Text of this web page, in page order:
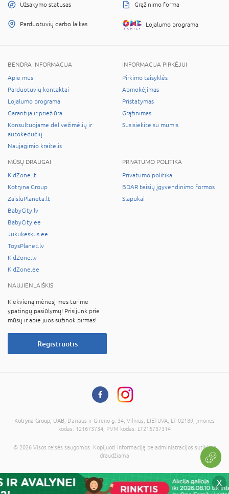
Į krepšelį
X
Užsakymo statusas Grąžinimo forma
Parduotuvių darbo laikas Lojalumo programa
BENDRA INFORMACIJA
Apie mus
Parduotuvių kontaktai
Lojalumo programa
Garantija ir priežiūra
Konsultuojame dėl vežimėlių ir
autokėdučių
Naujagimio kraitelis
INFORMACIJA PIRKĖJUI
Pirkimo taisyklės
Apmokėjimas
Pristatymas
Grąžinimas
Susisiekite su mumis
MŪSŲ DRAUGAI
KidZone.lt
Kotryna Group
ZaisluPlaneta.lt
BabyCity.lv
BabyCity.ee
Jukukeskus.ee
ToysPlanet.lv
KidZone.lv
KidZone.ee
PRIVATUMO POLITIKA
Privatumo politika
BDAR teisių įgyvendinimo formos
Slapukai
NAUJIENLAIŠKIS
Kiekvieną mėnesį mes turime
ypatingų pasiūlymų! Prisijunk prie
mūsų ir apie juos sužinok pirmas!
Registruotis
Kotryna Group, UAB , Dariaus ir Girėno g. 34, Vilnius, LIETUVA, LT-02189, Įmonės
kodas: 121673734, PVM kodas: LT216737314
© 2026 Visos teisės saugomos. Kopijuoti informaciją be administracijos sutikimo
draudžiama